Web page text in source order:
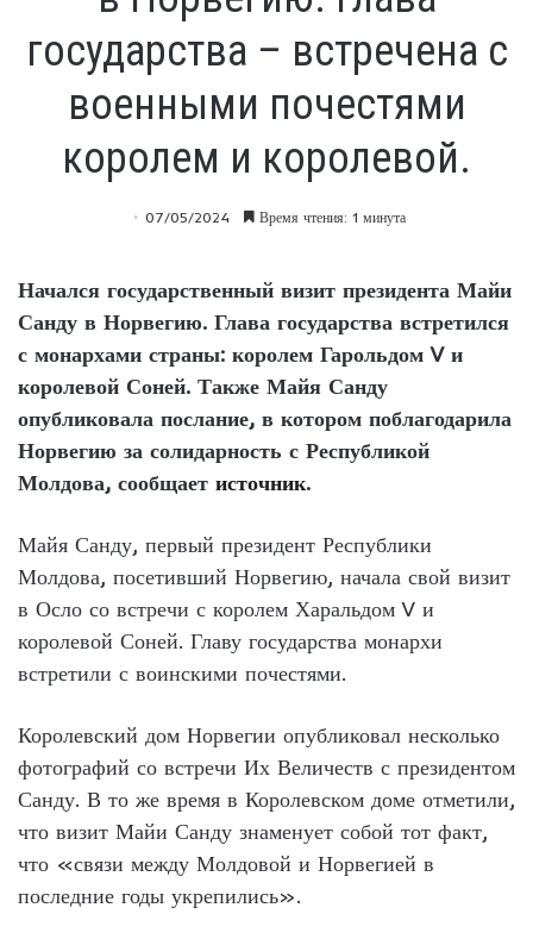
государства – встречена с
военными почестями
королем и королевой.
07/05/2024 Время чтения: 1 минута
Начался государственный визит президента Майи
Санду в Норвегию. Глава государства встретился
с монархами страны: королем Гарольдом V и
королевой Соней. Также Майя Санду
опубликовала послание, в котором поблагодарила
Норвегию за солидарность с Республикой
Молдова, сообщает источник.
Майя Санду, первый президент Республики
Молдова, посетивший Норвегию, начала свой визит
в Осло со встречи с королем Харальдом V и
королевой Соней. Главу государства монархи
встретили с воинскими почестями.
Королевский дом Норвегии опубликовал несколько
фотографий со встречи Их Величеств с президентом
Санду. В то же время в Королевском доме отметили,
что визит Майи Санду знаменует собой тот факт,
что «связи между Молдовой и Норвегией в
последние годы укрепились».